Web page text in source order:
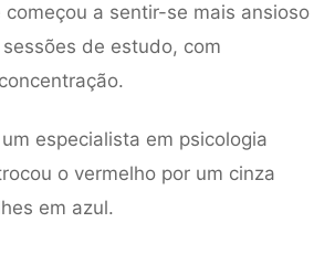
a sentir-se mais ansioso
de estudo, com
especialista em psicologia
o vermelho por um cinza
em azul.